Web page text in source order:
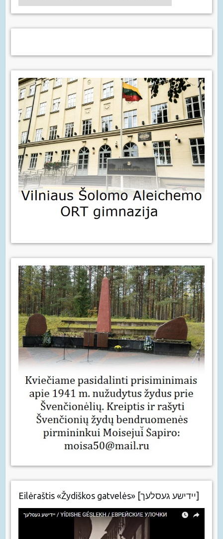
Eilėraštis «Žydiškos gatvelės» [יידישע געסלעך]